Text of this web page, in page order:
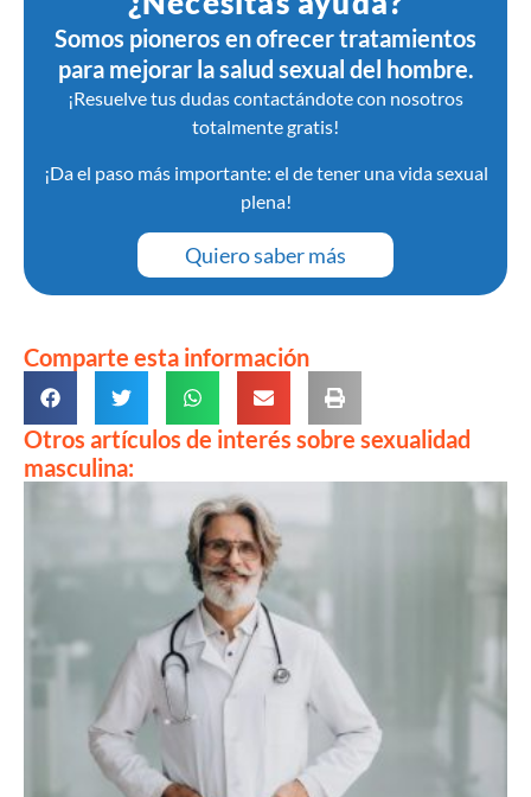
Somos pioneros en ofrecer tratamientos
para mejorar la salud sexual del hombre.
¡Resuelve tus dudas contactándote con nosotros
totalmente gratis!
¡Da el paso más importante: el de tener una vida sexual
plena!
Quiero saber más
Comparte esta información
Otros artículos de interés sobre sexualidad
masculina: